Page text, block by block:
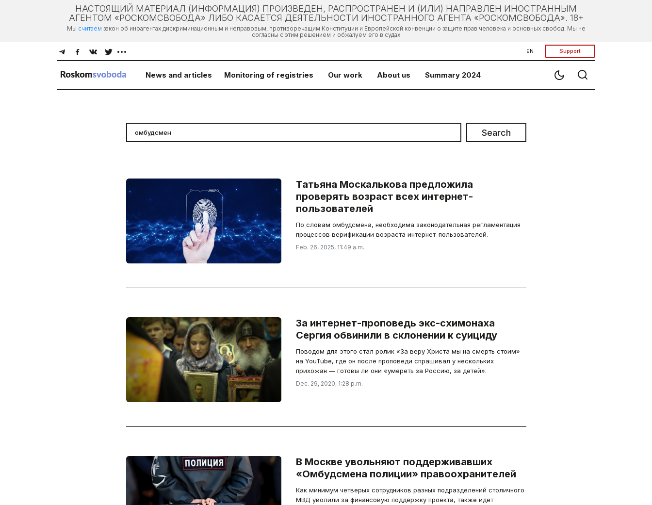
НАСТОЯЩИЙ МАТЕРИАЛ (ИНФОРМАЦИЯ) ПРОИЗВЕДЕН, РАСПРОСТРАНЕН И (ИЛИ) НАПРАВЛЕН ИНОСТРАННЫМ
АГЕНТОМ «РОСКОМСВОБОДА» ЛИБО КАСАЕТСЯ ДЕЯТЕЛЬНОСТИ ИНОСТРАННОГО АГЕНТА «РОСКОМСВОБОДА». 18+
Мы считаем закон об иноагентах дискриминационным и неправовым, противоречащим Конституции и Европейской конвенции о защите прав человека и основных свобод. Мы не
согласны с этим решением и обжалуем его в судах
EN Support
News and articles Monitoring of registries Our work About us Summary 2024
Search
Татьяна Москалькова предложила
проверять возраст всех интернет-
пользователей
По словам омбудсмена, необходима законодательная регламентация
процессов верификации возраста интернет-пользователей.
Feb. 26, 2025, 11:49 a.m.
За интернет-проповедь экс-схимонаха
Сергия обвинили в склонении к суициду
Поводом для этого стал ролик «За веру Христа мы на смерть стоим»
на YouTube, где он после проповеди спрашивал у нескольких
прихожан — готовы ли они «умереть за Россию, за детей».
Dec. 29, 2020, 1:28 p.m.
В Москве увольняют поддерживавших
«Омбудсмена полиции» правоохранителей
Как минимум четверых сотрудников разных подразделений столичного
МВД уволили за финансовую поддержку проекта, также идёт